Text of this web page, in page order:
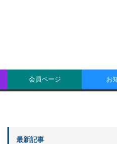
会員ページ お
最新記事